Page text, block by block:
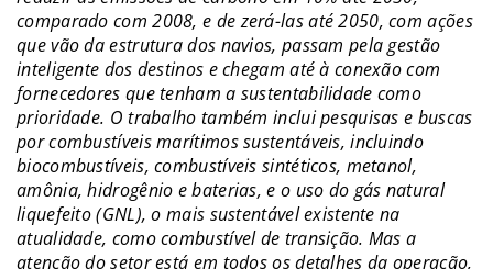
comparado com 2008, e de zerá-las até 2050, com ações
que vão da estrutura dos navios, passam pela gestão
inteligente dos destinos e chegam até à conexão com
fornecedores que tenham a sustentabilidade como
prioridade. O trabalho também inclui pesquisas e buscas
por combustíveis marítimos sustentáveis, incluindo
biocombustíveis, combustíveis sintéticos, metanol,
amônia, hidrogênio e baterias, e o uso do gás natural
liquefeito (GNL), o mais sustentável existente na
atualidade, como combustível de transição. Mas a
atenção do setor está em todos os detalhes da operação,